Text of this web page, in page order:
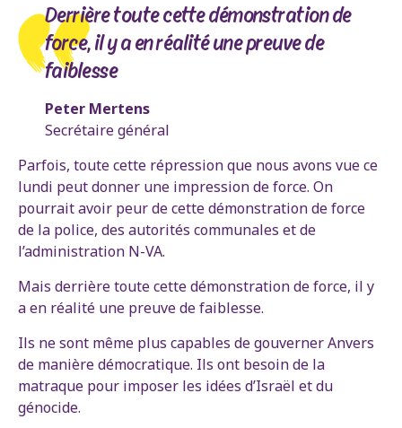
Derrière toute cette démonstration de
force, il y a en réalité une preuve de
faiblesse
Peter Mertens
Secrétaire général
Parfois, toute cette répression que nous avons vue ce
lundi peut donner une impression de force. On
pourrait avoir peur de cette démonstration de force
de la police, des autorités communales et de
l’administration N-VA.
Mais derrière toute cette démonstration de force, il y
a en réalité une preuve de faiblesse.
Ils ne sont même plus capables de gouverner Anvers
de manière démocratique. Ils ont besoin de la
matraque pour imposer les idées d’Israël et du
génocide.